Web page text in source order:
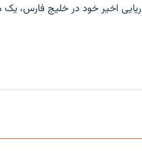
اخیر خود در خلیج فارس،